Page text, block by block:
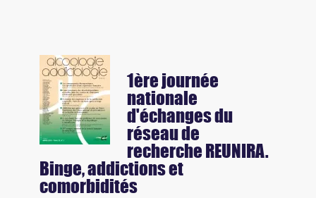
1ère journée
nationale
d'échanges du
réseau de
recherche REUNIRA.
Binge, addictions et
comorbidités